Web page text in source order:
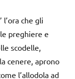
che gli
preghiere e
scodelle,
cenere, aprono
l’allodola ad